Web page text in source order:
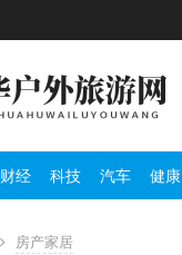
财经 科技 汽车 健康
房产家居